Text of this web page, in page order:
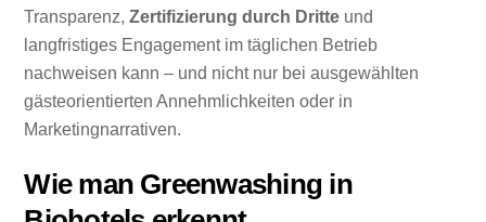
Transparenz,Zertifizierung durch Dritte und
langfristiges Engagement im täglichen Betrieb
nachweisen kann – und nicht nur bei ausgewählten
gästeorientierten Annehmlichkeiten oder in
Marketingnarrativen.
Wie man Greenwashing in